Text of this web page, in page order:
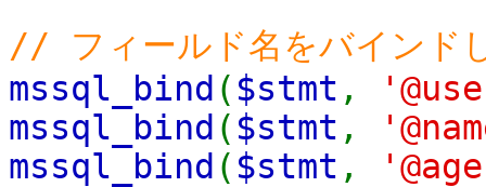
// フィールド名をバインド
mssql_bind ( $stmt ,
mssql_bind ( $stmt ,
mssql_bind ( $stmt ,